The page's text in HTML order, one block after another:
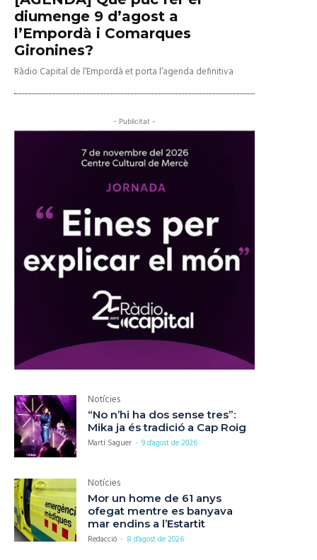
diumenge 9 d’agost a
l’Empordà i Comarques
Gironines?
Ràdio Capital de l’Empordà et porta l’agenda definitiva
- Publicitat -
Notícies
“No n’hi ha dos sense tres”:
Mika ja és tradició a Cap Roig
Martí Saguer - 9 d'agost de 2026
Notícies
Mor un home de 61 anys
ofegat mentre es banyava
mar endins a l’Estartit
Redacció - 8 d'agost de 2026